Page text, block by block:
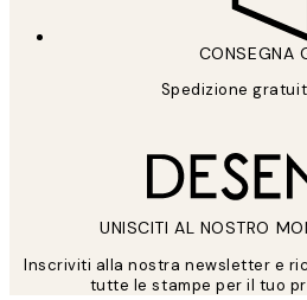
CONSEGNA
Spedizione
UNISCITI AL NOSTRO
Inscriviti alla nostra newsletter e
tutte le stampe per il tuo